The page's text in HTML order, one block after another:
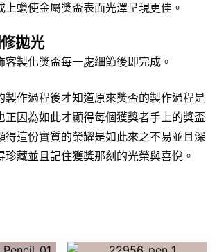
上蠟使金屬獎盃表面光澤呈現更佳。
拋光
客製化獎盃每一處細節後即完成。
製作過程後才知道原來獎盃的製作過程是
正因為如此才顯得每個獲獎者手上的獎盃
得這份實質的榮耀是如此來之不易並且深
珍藏並且記住獲獎那刻的光榮與喜悅。